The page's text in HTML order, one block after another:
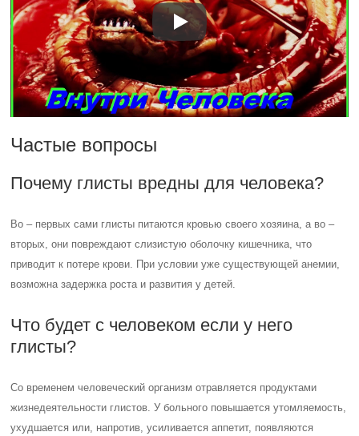
Частые вопросы
Почему глисты вредны для человека?
Во – первых сами глисты питаются кровью своего хозяина, а во –
вторых, они повреждают слизистую оболочку кишечника, что
приводит к потере крови. При условии уже существующей анемии,
возможна задержка роста и развития у детей.
Что будет с человеком если у него
глисты?
Со временем человеческий организм отравляется продуктами
жизнедеятельности глистов. У больного повышается утомляемость,
ухудшается или, напротив, усиливается аппетит, появляются